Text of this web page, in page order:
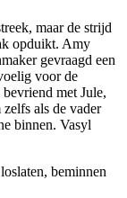
maar de strijd
opduikt. Amy
gevraagd een
voor de
met Jule,
als de vader
binnen. Vasyl
beminnen